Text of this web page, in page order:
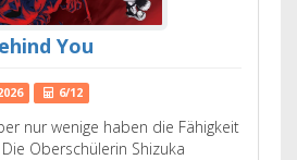
You
6/12
nur wenige haben die Fähigkeit
Oberschülerin Shizuka